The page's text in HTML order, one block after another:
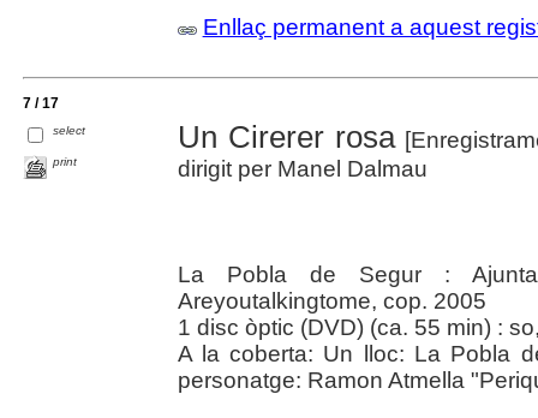
Enllaç permanent a aquest
7 / 17
select
print
Un Cirerer rosa
dirigit per Manel Dalmau
La Pobla de Segur :
Areyoutalkingtome, cop. 2005
1 disc òptic (DVD) (ca. 55 min) :
A la coberta: Un lloc: La Pobla
personatge: Ramon Atmella